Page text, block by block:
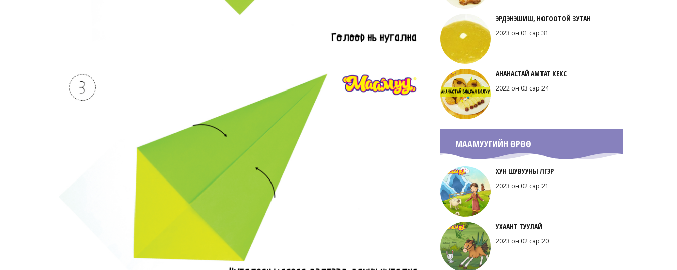
ЭРДЭНЭШИШ, НОГООТОЙ ЗУТАН
2023 он 01 сар 31
АНАНАСТАЙ АМТАТ КЕКС
2022 он 03 сар 24
МААМУУГИЙН ӨРӨӨ
ХУН ШУВУУНЫ ҮЛГЭР
2023 он 02 сар 21
УХААНТ ТУУЛАЙ
2023 он 02 сар 20